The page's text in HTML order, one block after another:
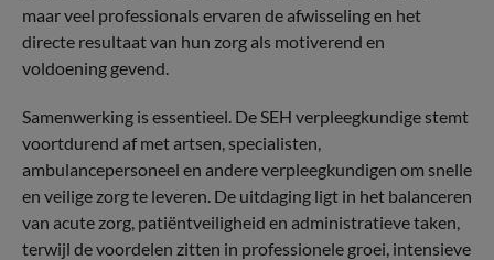
maar veel professionals ervaren de afwisseling en het
directe resultaat van hun zorg als motiverend en
voldoening gevend.
Samenwerking is essentieel. De SEH verpleegkundige stemt
voortdurend af met artsen, specialisten,
ambulancepersoneel en andere verpleegkundigen om snelle
en veilige zorg te leveren. De uitdaging ligt in het balanceren
van acute zorg, patiëntveiligheid en administratieve taken,
terwijl de voordelen zitten in professionele groei, intensieve